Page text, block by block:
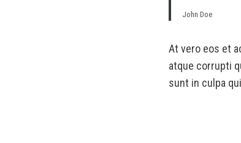
John Doe
At vero eos et
atque corrupti
sunt in culpa